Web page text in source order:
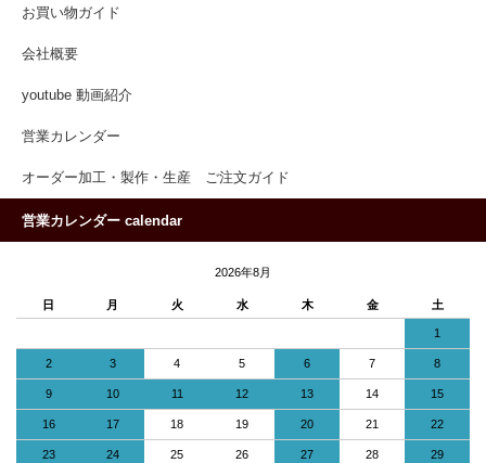
お買い物ガイド
会社概要
youtube 動画紹介
営業カレンダー
オーダー加工・製作・生産 ご注文ガイド
営業カレンダー calendar
2026年8月
日 月 火 水 木 金 土
1
2 3 4 5 6 7 8
9 10 11 12 13 14 15
16 17 18 19 20 21 22
23 24 25 26 27 28 29